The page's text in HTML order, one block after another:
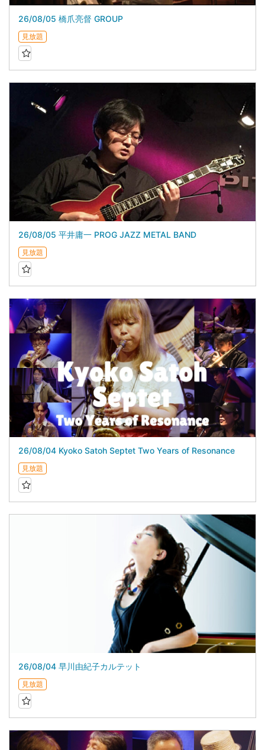
26/08/05 橋爪亮督 GROUP
見放題
26/08/05 平井庸一 PROG JAZZ METAL BAND
見放題
26/08/04 Kyoko Satoh Septet Two Years of Resonance
見放題
26/08/04 早川由紀子カルテット
見放題